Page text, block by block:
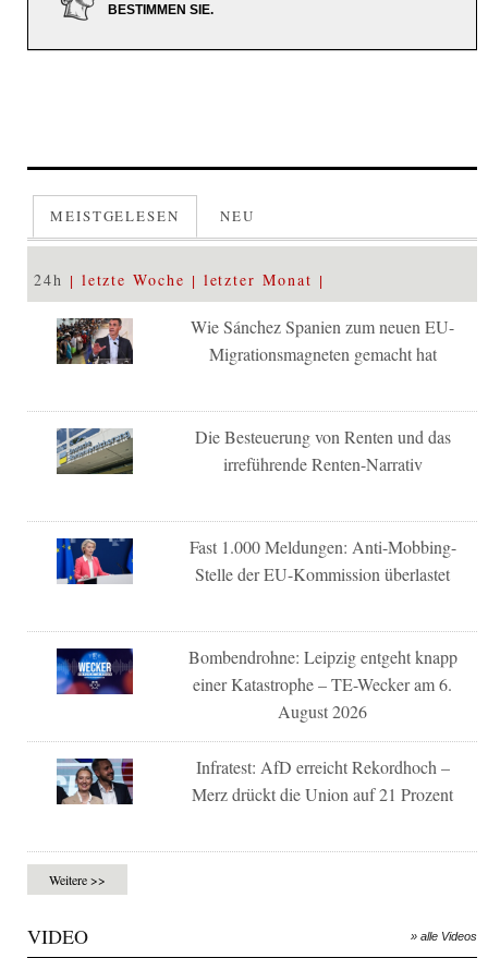
BESTIMMEN SIE.
MEISTGELESEN NEU
24h letzte Woche letzter Monat
Wie Sánchez Spanien zum neuen EU-
Migrationsmagneten gemacht hat
Die Besteuerung von Renten und das
irreführende Renten-Narrativ
Fast 1.000 Meldungen: Anti-Mobbing-
Stelle der EU-Kommission überlastet
Bombendrohne: Leipzig entgeht knapp
einer Katastrophe – TE-Wecker am 6.
August 2026
Infratest: AfD erreicht Rekordhoch –
Merz drückt die Union auf 21 Prozent
Weitere >>
VIDEO » alle Videos